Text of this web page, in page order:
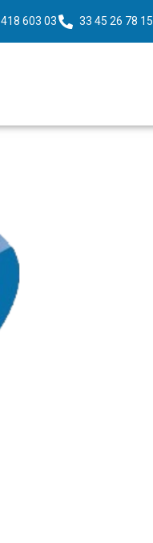
603 03 33 45 26 78 15